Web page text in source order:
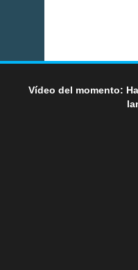
Vídeo del momento: